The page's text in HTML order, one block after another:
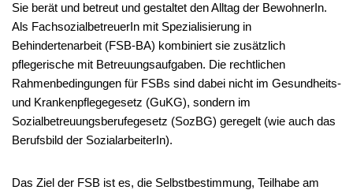
Sie berät und betreut und gestaltet den Alltag der BewohnerIn.
Als FachsozialbetreuerIn mit Spezialisierung in
Behindertenarbeit (FSB-BA) kombiniert sie zusätzlich
pflegerische mit Betreuungsaufgaben. Die rechtlichen
Rahmenbedingungen für FSBs sind dabei nicht im Gesundheits-
und Krankenpflegegesetz (GuKG), sondern im
Sozialbetreuungsberufegesetz (SozBG) geregelt (wie auch das
Berufsbild der SozialarbeiterIn).
Das Ziel der FSB ist es, die Selbstbestimmung, Teilhabe am